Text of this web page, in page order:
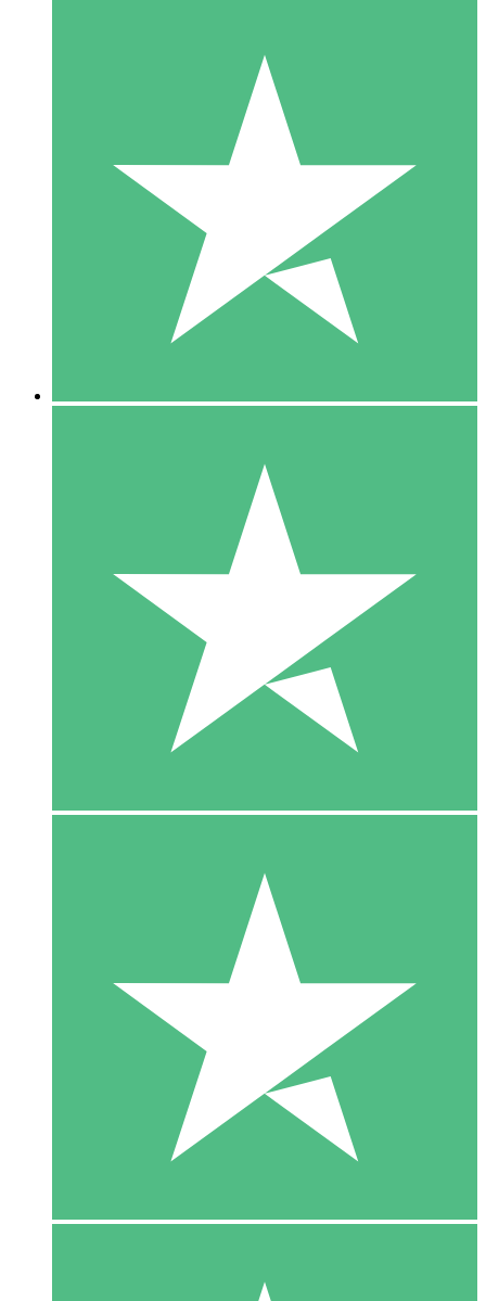
Pacotes de Créditos Individuais
Pague conforme o uso com créditos de download. Sem
1000
10 Downloads
20 00